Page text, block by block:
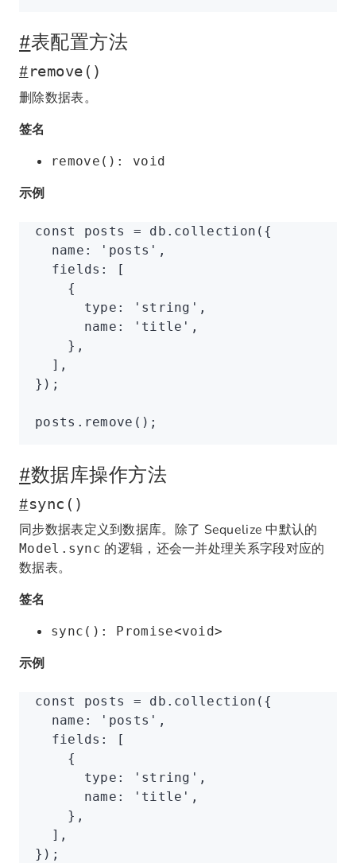
#表配置方法
#remove()
删除数据表。
签名
remove(): void
示例
const posts = db .collection ({
  name
: 'posts' ,
  fields
:
[
    {
      type
: 'string' ,
      name
: 'title' ,
    }
,
  ]
,
});
posts .remove ();
#数据库操作方法
#sync()
同步数据表定义到数据库。除了 Sequelize 中默认的
Model.sync 的逻辑，还会一并处理关系字段对应的
数据表。
签名
sync(): Promise<void>
示例
const posts = db .collection ({
  name
: 'posts' ,
  fields
:
[
    {
      type
: 'string' ,
      name
: 'title' ,
    }
,
  ]
,
});